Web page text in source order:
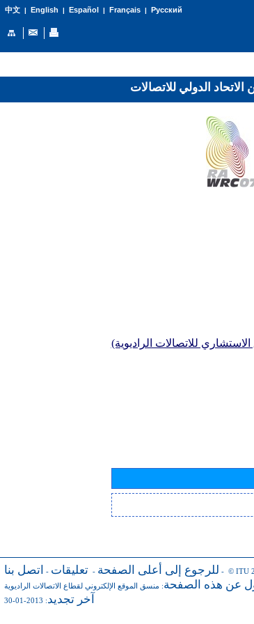
中文| English | Español | Français| Русский
للاتصالات الراديوية)
للرجوع إلى أعلى الصفحة - تعليقات - اتصل بنا - © ITU
عن هذه الصفحة: منسق الموقع الإلكتروني لقطاع الاتصالات الراديوية
آخر تجديد: 2013-01-30
الاتحاد الدولي للاتصالات